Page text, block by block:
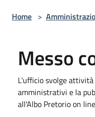
Home >
Messo
L'ufficio svolge
amministrativi e la
all'Albo Pretorio on